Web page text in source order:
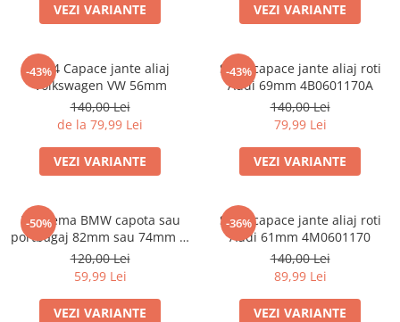
VEZI VARIANTE VEZI VARIANTE
-43%
Set 4 Capace jante aliaj
Volkswagen VW 56mm
140,00 Lei
de la 79,99 Lei
VEZI VARIANTE
-43%
Set 4 capace jante aliaj roti
Audi 69mm 4B0601170A
140,00 Lei
79,99 Lei
VEZI VARIANTE
-50%
Emblema BMW capota sau
portbagaj 82mm sau 74mm (8
132375 05)
120,00 Lei
59,99 Lei
VEZI VARIANTE
-36%
Set 4 capace jante aliaj roti
Audi 61mm 4M0601170
140,00 Lei
89,99 Lei
VEZI VARIANTE